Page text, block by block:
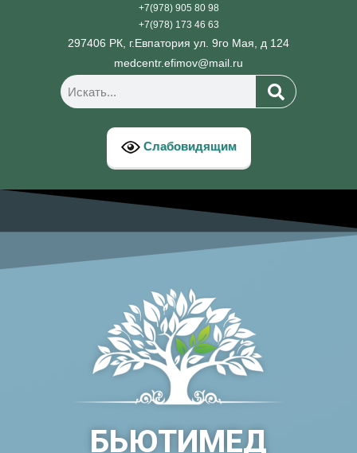
+7(978) 905 80 98
+7(978) 173 46 63
297406 РК, г.Евпатория ул. 9го Мая, д 124
medcentr.efimov@mail.ru
Слабовидящим
БЬЮТИМЕД